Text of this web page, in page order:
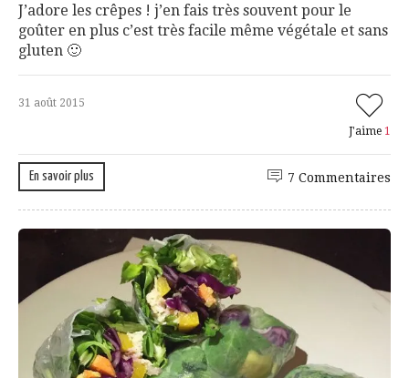
J’adore les crêpes ! j’en fais très souvent pour le
goûter en plus c’est très facile même végétale et sans
gluten 🙂
31 août 2015
J'aime 1
En savoir plus 7 Commentaires